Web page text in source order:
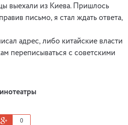
выехали из Киева. Пришлось
письмо, я стал ждать ответа,
адрес, либо китайские власти
переписываться с советскими
0